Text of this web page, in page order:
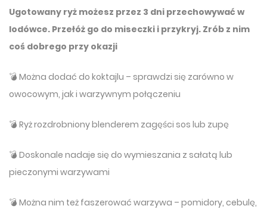
Ugotowany ryż możesz przez 3 dni przechowywać w
lodówce. Przełóż go do miseczki i przykryj. Zrób z nim
coś dobrego przy okazji
💣 Można dodać do koktajlu – sprawdzi się zarówno w
owocowym, jak i warzywnym połączeniu
💣 Ryż rozdrobniony blenderem zagęści sos lub zupę
💣 Doskonale nadaje się do wymieszania z sałatą lub
pieczonymi warzywami
💣 Można nim też faszerować warzywa – pomidory, cebulę,